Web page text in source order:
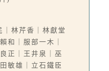
｜林芹香｜林獻堂
和｜服部一木｜
正｜王井泉｜巫
敏雄｜立石鐵臣